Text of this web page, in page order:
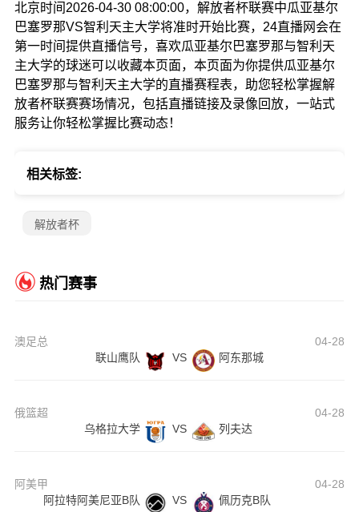
北京时间2026-04-30 08:00:00，解放者杯联赛中瓜亚基尔
巴塞罗那VS智利天主大学将准时开始比赛，24直播网会在
第一时间提供直播信号，喜欢瓜亚基尔巴塞罗那与智利天
主大学的球迷可以收藏本页面，本页面为你提供瓜亚基尔
巴塞罗那与智利天主大学的直播赛程表，助您轻松掌握解
放者杯联赛赛场情况，包括直播链接及录像回放，一站式
服务让你轻松掌握比赛动态！
相关标签:
解放者杯
热门赛事
澳足总
04-28
联山鹰队
VS 阿东那城
俄篮超
04-28
乌格拉大学
VS 列夫达
阿美甲
04-28
阿拉特阿美尼亚B队
VS 佩历克B队